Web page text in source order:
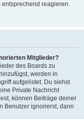
entsprechend reagieren.
Mitglieder?
des Boards zu
werden in
aufgelistet. Du siehst
Private Nachricht
können Beiträge deiner
Benutzer ignorierst, dann